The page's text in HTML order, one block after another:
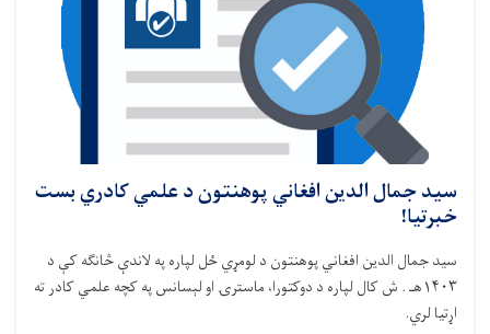
سید جمال الدین افغاني پوهنتون د علمي کادري بست
خبرتیا!
سید جمال الدین افغاني پوهنتون دلومړيځل لپاره په لاندې څانگه کې د
۱۴۰۳هـ
. ش کال لپاره د دوکتورا، ماسترۍ او لېسانس په کچه علمي کادر ته
اړتیا لري.